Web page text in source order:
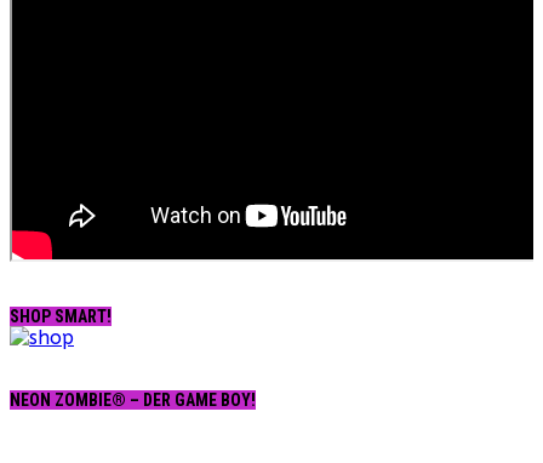
SHOP SMART!
NEON ZOMBIE® – DER GAME BOY!